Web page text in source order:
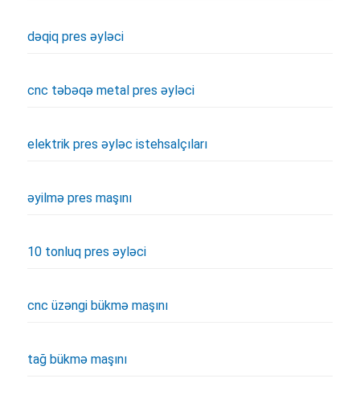
dəqiq pres əyləci
cnc təbəqə metal pres əyləci
elektrik pres əyləc istehsalçıları
əyilmə pres maşını
10 tonluq pres əyləci
cnc üzəngi bükmə maşını
tağ bükmə maşını